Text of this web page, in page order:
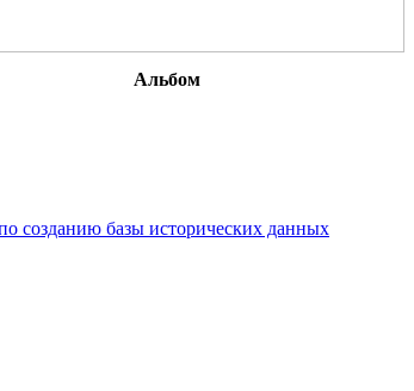
Альбом
созданию базы исторических данных